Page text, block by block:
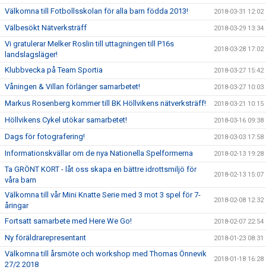
Välkomna till Fotbollsskolan för alla barn födda 2013! 2018-03-31 12:02
Välbesökt Nätverksträff 2018-03-29 13:34
Vi gratulerar Melker Roslin till uttagningen till P16s
landslagsläger!
2018-03-28 17:02
Klubbvecka på Team Sportia 2018-03-27 15:42
Våningen & Villan förlänger samarbetet! 2018-03-27 10:03
Markus Rosenberg kommer till BK Höllvikens nätverksträff! 2018-03-21 10:15
Höllvikens Cykel utökar samarbetet! 2018-03-16 09:38
Dags för fotografering! 2018-03-03 17:58
Informationskvällar om de nya Nationella Spelformerna 2018-02-13 19:28
Ta GRÖNT KORT - låt oss skapa en bättre idrottsmiljö för
våra barn
2018-02-13 15:07
Välkomna till vår Mini Knatte Serie med 3 mot 3 spel för 7-
åringar
2018-02-08 12:32
Fortsatt samarbete med Here We Go! 2018-02-07 22:54
Ny föräldrarepresentant 2018-01-23 08:31
Välkomna till årsmöte och workshop med Thomas Önnevik
27/2 2018
2018-01-18 16:28